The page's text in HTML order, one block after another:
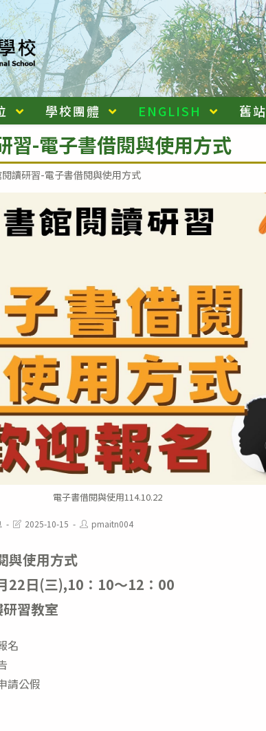
學校團體 ENGLISH 舊站
習-電子書借閱與使用方式
讀研習-電子書借閱與使用方式
電子書借閱與使用114.10.22
Post2025-10-15
Post
author:
pmaitn004
與使用方式
22日(三),10：10～12：00
習教室
名
請公假